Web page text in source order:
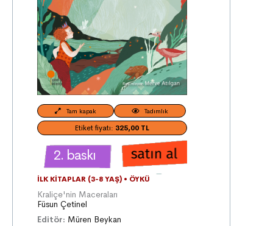
Tam kapak Tadımlık
Etiket fiyatı: 325,00 TL
2. baskı
İLK KITAPLAR (3-8 YAŞ) • ÖYKÜ
Kraliçe'nin Maceraları
Füsun Çetinel
Editör: Müren Beykan